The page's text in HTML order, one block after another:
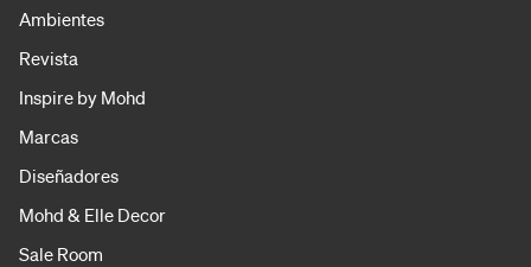
Ambientes
Revista
Inspire by Mohd
Marcas
Diseñadores
Mohd & Elle Decor
Sale Room